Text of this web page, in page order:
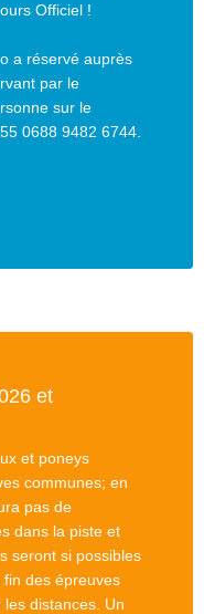
Officiel !
a réservé auprès
par le
sur le
0688 9482 6744.
et
et poneys
communes; en
pas de
dans la piste et
seront si possibles
des épreuves
distances. Un